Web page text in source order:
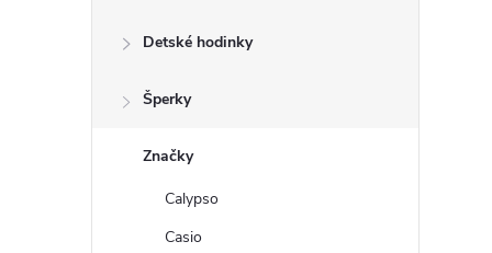
Detské hodinky
Šperky
Značky
Calypso
Casio